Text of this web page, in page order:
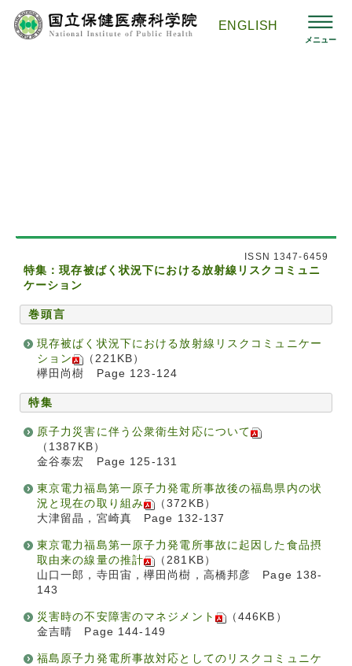
ENGLISH
メニュー
ISSN 1347-6459
特集：現存被ばく状況下における放射線リスクコミュニ
ケーション
巻頭言
現存被ばく状況下における放射線リスクコミュニケー
ション
（221KB）
欅田尚樹 Page 123-124
特集
原子力災害に伴う公衆衛生対応について
（1387KB）
金谷泰宏 Page 125-131
東京電力福島第一原子力発電所事故後の福島県内の状
況と現在の取り組み
（372KB）
大津留晶，宮崎真 Page 132-137
東京電力福島第一原子力発電所事故に起因した食品摂
取由来の線量の推計
（281KB）
山口一郎，寺田宙，欅田尚樹，高橋邦彦 Page 138-
143
災害時の不安障害のマネジメント
（446KB）
金吉晴 Page 144-149
福島原子力発電所事故対応としてのリスクコミュニケ